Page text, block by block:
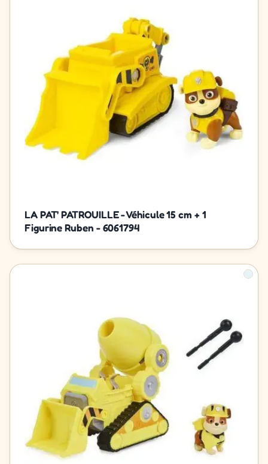
LA PAT' PATROUILLE - Véhicule 15 cm + 1
Figurine Ruben - 6061794